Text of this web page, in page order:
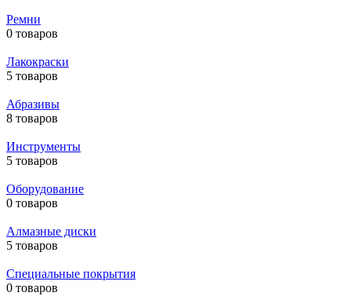
Ремни
0 товаров
Лакокраски
5 товаров
Абразивы
8 товаров
Инструменты
5 товаров
Оборудование
0 товаров
Алмазные диски
5 товаров
Специальные покрытия
0 товаров